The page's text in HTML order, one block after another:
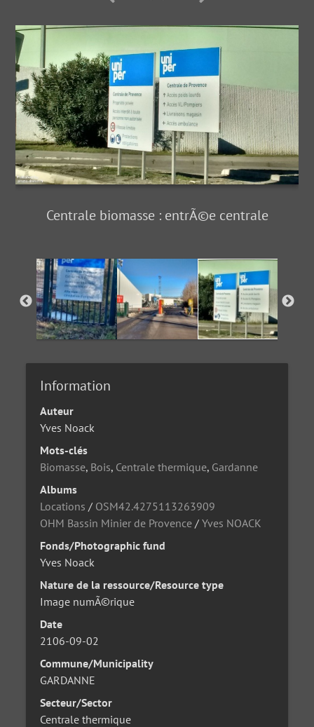
Centrale biomasse : entrÃ©e centrale
Information
Auteur
Yves Noack
Mots-clés
Biomasse, Bois, Centrale thermique, Gardanne
Albums
Locations / OSM42.4275113263909
OHM Bassin Minier de Provence /Yves NOACK
Fonds/Photographic fund
Yves Noack
Nature de la ressource/Resource type
Image numÃ©rique
Date
2106-09-02
Commune/Municipality
GARDANNE
Secteur/Sector
Centrale thermique